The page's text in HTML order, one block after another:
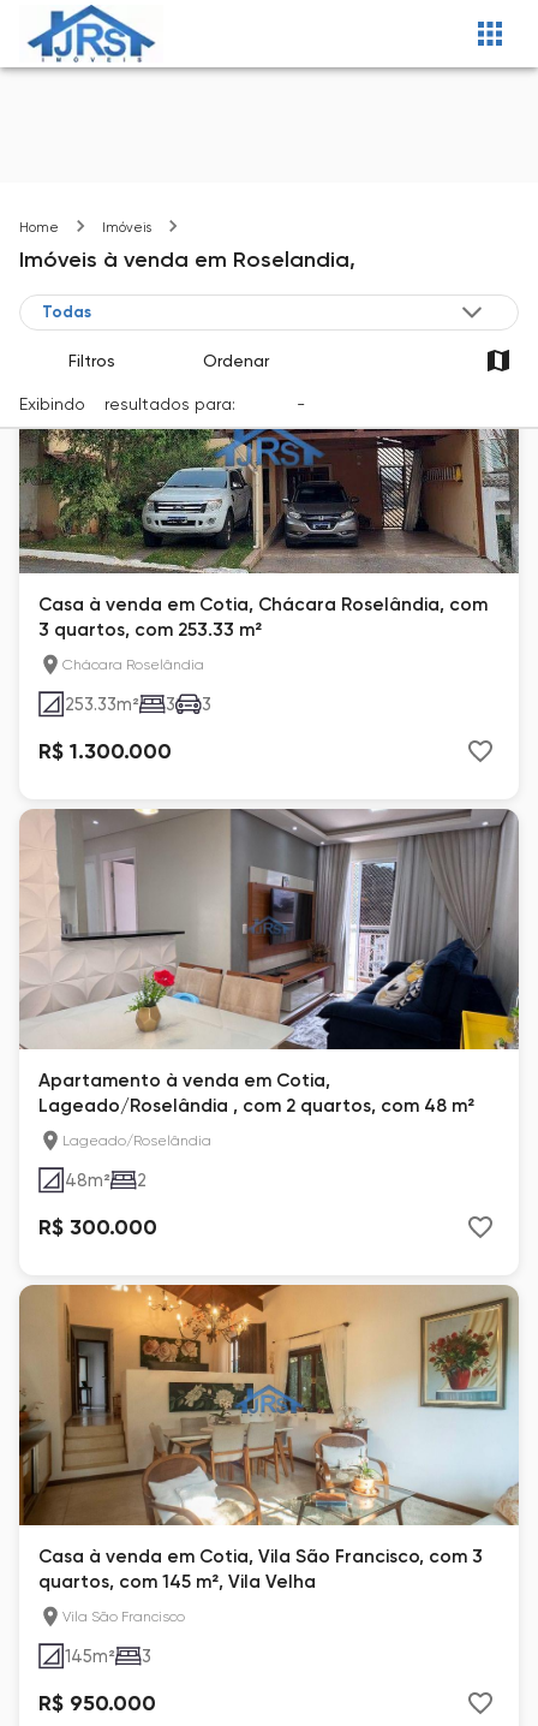
Home Imóveis
Imóveis à venda em Roselandia,
Filtros Ordenar
Exibindo resultados para: -
Casa à venda em Cotia, Chácara Roselândia, com
3 quartos, com 253.33 m²
Chácara Roselândia
253.33m² 3 3
R$ 1.300.000
Apartamento à venda em Cotia,
Lageado/Roselândia , com 2 quartos, com 48 m²
Lageado/Roselândia
48m² 2
R$ 300.000
Casa à venda em Cotia, Vila São Francisco, com 3
quartos, com 145 m², Vila Velha
Vila São Francisco
145m² 3
R$ 950.000